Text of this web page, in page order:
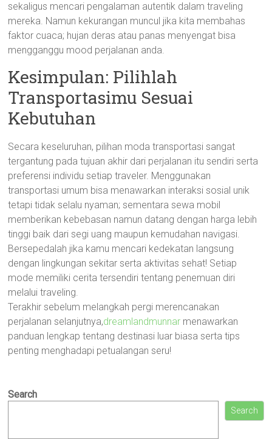
sekaligus mencari pengalaman autentik dalam traveling
mereka. Namun kekurangan muncul jika kita membahas
faktor cuaca; hujan deras atau panas menyengat bisa
mengganggu mood perjalanan anda.
Kesimpulan: Pilihlah
Transportasimu Sesuai
Kebutuhan
Secara keseluruhan, pilihan moda transportasi sangat
tergantung pada tujuan akhir dari perjalanan itu sendiri serta
preferensi individu setiap traveler. Menggunakan
transportasi umum bisa menawarkan interaksi sosial unik
tetapi tidak selalu nyaman; sementara sewa mobil
memberikan kebebasan namun datang dengan harga lebih
tinggi baik dari segi uang maupun kemudahan navigasi.
Bersepedalah jika kamu mencari kedekatan langsung
dengan lingkungan sekitar serta aktivitas sehat! Setiap
mode memiliki cerita tersendiri tentang penemuan diri
melalui traveling.
Terakhir sebelum melangkah pergi merencanakan
perjalanan selanjutnya,dreamlandmunnar menawarkan
panduan lengkap tentang destinasi luar biasa serta tips
penting menghadapi petualangan seru!
Search
Search